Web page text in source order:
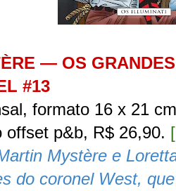
— OS
#13
formato 16 x 21
offset p&b, R$ 26,90.
Mystère e
do coronel West,